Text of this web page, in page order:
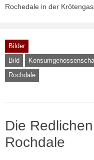
Rochedale in der
Bilder
Bild
Rochdale
Die
Rochdale